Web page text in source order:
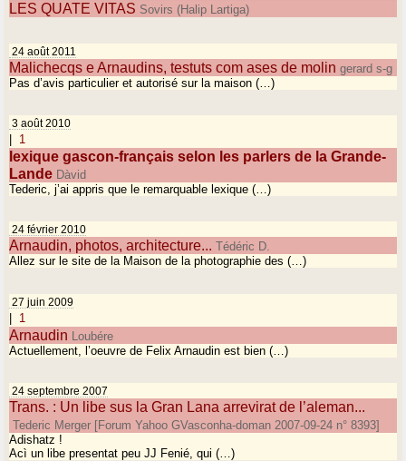
LES QUATE VITAS Sovirs (Halip Lartiga)
24 août 2011
Malichecqs e Arnaudins, testuts com ases de molin gerard s-g
Pas d’avis particulier et autorisé sur la maison (…)
3 août 2010
1
lexique gascon-français selon les parlers de la Grande-
Lande Dàvid
Tederic, j’ai appris que le remarquable lexique (…)
24 février 2010
Arnaudin, photos, architecture... Tédéric D.
Allez sur le site de la Maison de la photographie des (…)
27 juin 2009
| 1
Arnaudin Loubére
Actuellement, l’oeuvre de Felix Arnaudin est bien (…)
24 septembre 2007
Trans. : Un libe sus la Gran Lana arrevirat de l’aleman...
Tederic Merger [Forum Yahoo GVasconha-doman 2007-09-24 n° 8393]
Adishatz !
Acì un libe presentat peu JJ Fenié, qui (…)